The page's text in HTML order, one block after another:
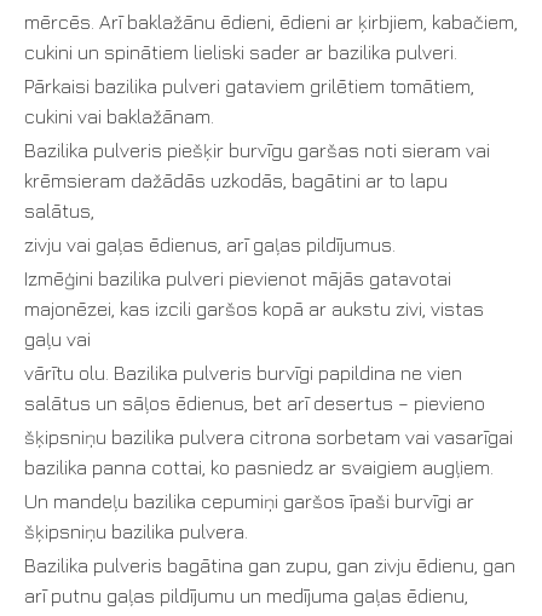
mērcēs. Arī baklažānu ēdieni, ēdieni ar ķirbjiem, kabačiem,
cukini un spinātiem lieliski sader ar bazilika pulveri.
Pārkaisi bazilika pulveri gataviem grilētiem tomātiem,
cukini vai baklažānam.
Bazilika pulveris piešķir burvīgu garšas noti sieram vai
krēmsieram dažādās uzkodās, bagātini ar to lapu
salātus,
zivju vai gaļas ēdienus, arī gaļas pildījumus.
Izmēģini bazilika pulveri pievienot mājās gatavotai
majonēzei, kas izcili garšos kopā ar aukstu zivi, vistas
gaļu vai
vārītu olu. Bazilika pulveris burvīgi papildina ne vien
salātus un sāļos ēdienus, bet arī desertus – pievieno
šķipsniņu bazilika pulvera citrona sorbetam vai vasarīgai
bazilika panna cottai, ko pasniedz ar svaigiem augļiem.
Un mandeļu bazilika cepumiņi garšos īpaši burvīgi ar
šķipsniņu bazilika pulvera.
Bazilika pulveris bagātina gan zupu, gan zivju ēdienu, gan
arī putnu gaļas pildījumu un medījuma gaļas ēdienu,